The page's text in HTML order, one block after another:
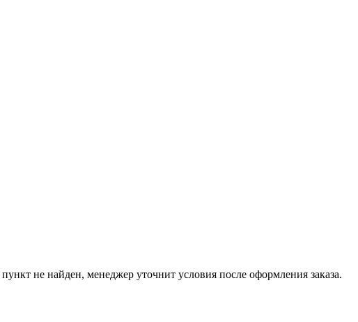
не найден, менеджер уточнит условия после оформления заказа.